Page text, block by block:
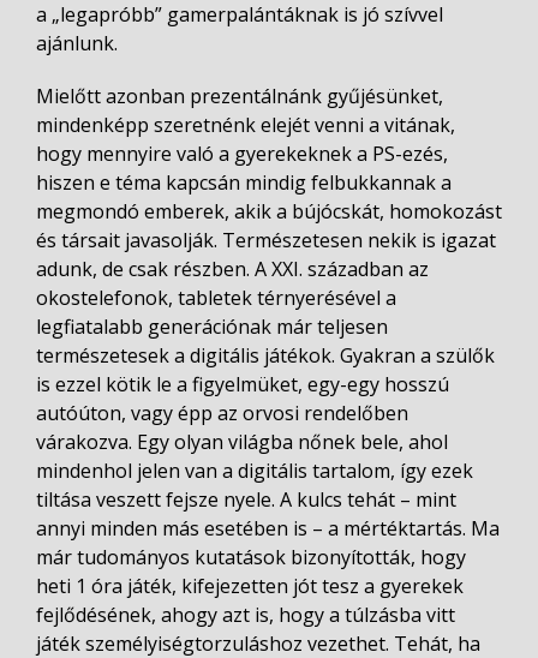
a „legapróbb” gamerpalántáknak is jó szívvel
ajánlunk.
Mielőtt azonban prezentálnánk gyűjésünket,
mindenképp szeretnénk elejét venni a vitának,
hogy mennyire való a gyerekeknek a PS-ezés,
hiszen e téma kapcsán mindig felbukkannak a
megmondó emberek, akik a bújócskát, homokozást
és társait javasolják. Természetesen nekik is igazat
adunk, de csak részben. A XXI. században az
okostelefonok, tabletek térnyerésével a
legfiatalabb generációnak már teljesen
természetesek a digitális játékok. Gyakran a szülők
is ezzel kötik le a figyelmüket, egy-egy hosszú
autóúton, vagy épp az orvosi rendelőben
várakozva. Egy olyan világba nőnek bele, ahol
mindenhol jelen van a digitális tartalom, így ezek
tiltása veszett fejsze nyele. A kulcs tehát – mint
annyi minden más esetében is – a mértéktartás. Ma
már tudományos kutatások bizonyították, hogy
heti 1 óra játék, kifejezetten jót tesz a gyerekek
fejlődésének, ahogy azt is, hogy a túlzásba vitt
játék személyiségtorzuláshoz vezethet. Tehát, ha